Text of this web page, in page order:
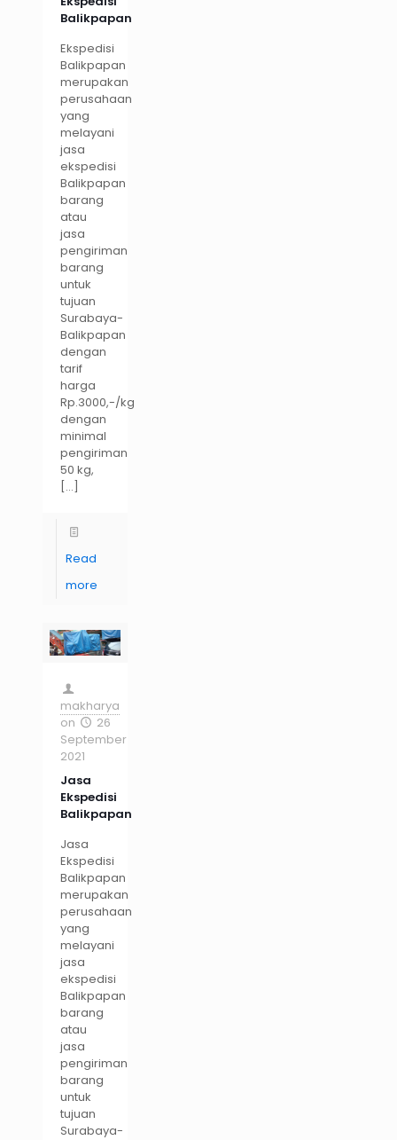
Balikpapan
Ekspedisi
Balikpapan
merupakan
perusahaan
yang
melayani
jasa
ekspedisi
Balikpapan
barang
atau
jasa
pengiriman
barang
untuk
tujuan
Surabaya-
Balikpapan
dengan
tarif
harga
Rp.3000,-/kg
dengan
minimal
pengiriman
50 kg,
[…]
Read
more
makharya
on
26
September
2021
Jasa
Ekspedisi
Balikpapan
Jasa
Ekspedisi
Balikpapan
merupakan
perusahaan
yang
melayani
jasa
ekspedisi
Balikpapan
barang
atau
jasa
pengiriman
barang
untuk
tujuan
Surabaya-